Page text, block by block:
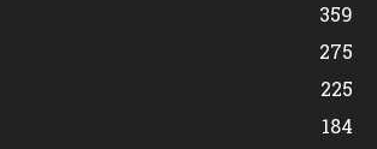
359
275
225
184